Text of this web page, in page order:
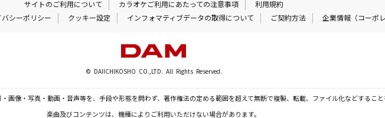
サイトのご利用について カラオケご利用にあたっての注意事項
利用規約
バシーポリシー クッキー設定 インフォマティブデータの取得について ご契約方法 企業情報（コーポ
© DAIICHIKOSHO CO.,LTD. All Rights Reserved.
画像・写真・動画・音声等を、手段や形態を問わず、著作権法の定める範囲を超えて無断で複製、転載、ファイル化などすること
楽曲及びコンテンツは、機種によりご利用いただけない場合があります。